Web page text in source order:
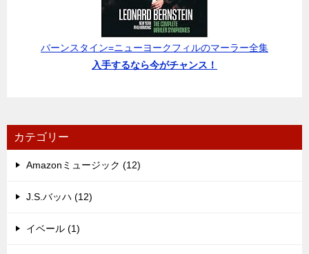
バーンスタイン=ニューヨークフィルのマーラー全集
入手するなら今がチャンス！
カテゴリー
Amazonミュージック (12)
J.S.バッハ (12)
イベール (1)